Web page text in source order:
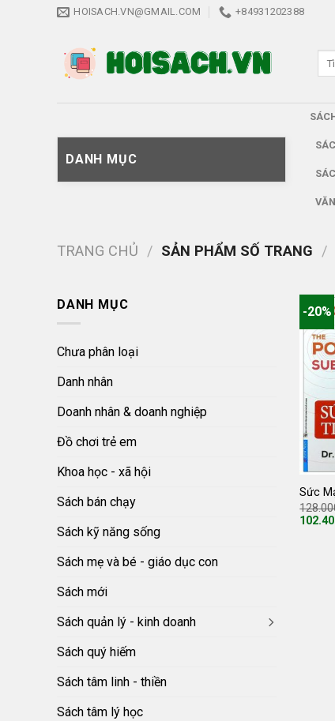
HOISACH.VN@GMAIL.COM +84931202388
DANH MỤC
TRANG CHỦ / SẢN PHẨM SỐ TRANG /
DANH MỤC
Chưa phân loại
Danh nhân
Doanh nhân & doanh nghiệp
Đồ chơi trẻ em
Khoa học - xã hội
Sách bán chạy
Sách kỹ năng sống
Sách mẹ và bé - giáo dục con
Sách mới
Sách quản lý - kinh doanh
Sách quý hiếm
Sách tâm linh - thiền
Sách tâm lý học
-20%
Sức